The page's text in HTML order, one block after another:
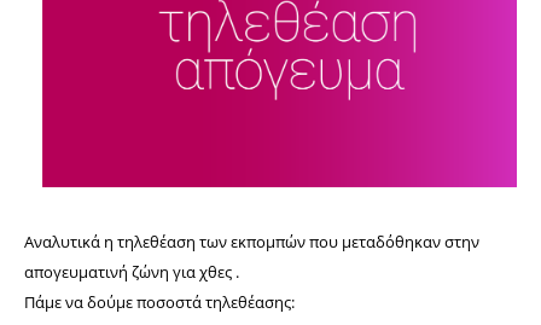
Αναλυτικά η τηλεθέαση των εκπομπών που μεταδόθηκαν στην
απογευματινή ζώνη για χθες .
Πάμε να δούμε ποσοστά τηλεθέασης: